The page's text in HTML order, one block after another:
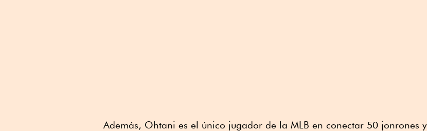
Además, Ohtani es el único jugador de la MLB en conectar 50 jonrones y